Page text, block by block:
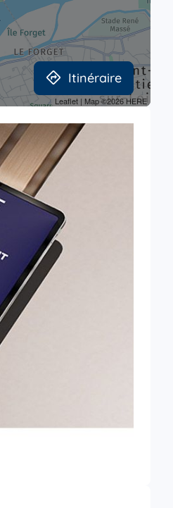
Leaflet | Map ©2026HERE
Itinéraire